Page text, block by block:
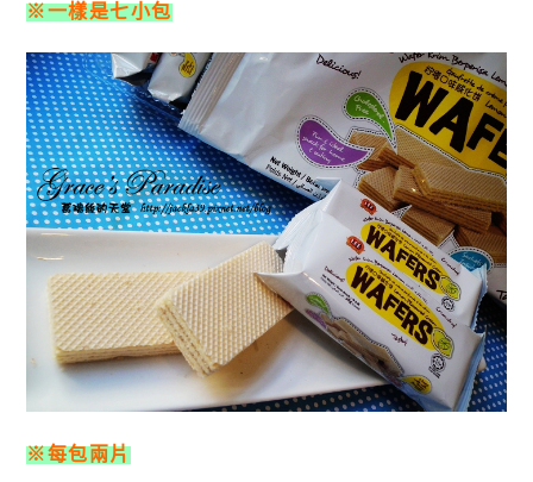
※一樣是七小包
※每包兩片